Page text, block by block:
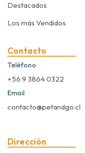
Destacados
Los más Vendidos
Contacto
Teléfono
+56 9 3864 0322
Email
contacto@petandgo.cl
Dirección